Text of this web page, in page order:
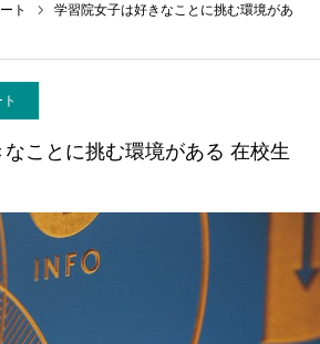
ト
学習院女子は好きなことに挑む環境があ
ことに挑む環境がある 在校生